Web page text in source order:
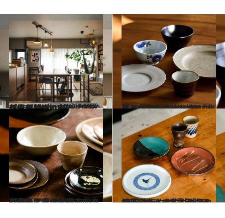
2023.3.21
センスがいい人の「プチプラ収納術」 使うのはイケア＆100均の名品のみ 部屋が整って自分に余裕が生まれる
ライフスタイル 2024.2.13
「うつわ集め」を始めたい人必見！ 賢者に学ぶ、暮らしにフィットする “出番の多いうつわ”の選び方
ライフスタイル
2023.11.18
「ざっと適当に盛るだけでセンスよく 見える」…料理研究家が愛用する うつわとは？ ひと目惚れ皿紹介も
ライフスタイル 2023.10.3
“民藝のうつわ”賢者が伝授！ 後悔しない「最初の一点」の選び方＆ 「ひとり暮らし」の基本セット
ライフスタイル